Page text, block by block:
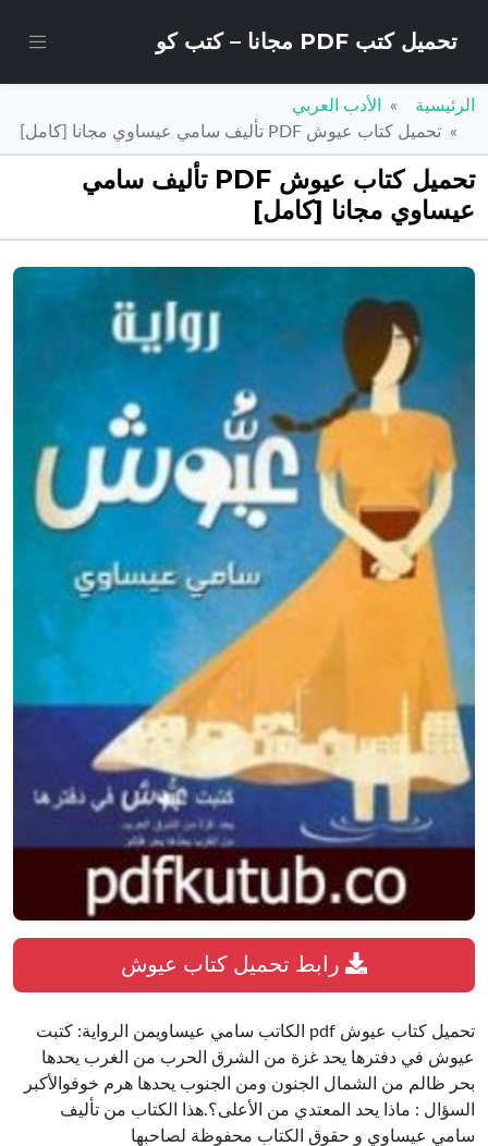
تحميل كتب PDF مجانا – كتب كو
الرئيسية
الأدب العربي
تحميل كتاب عيوش PDF تأليف سامي عيساوي مجانا [كامل]
تحميل كتاب عيوش PDF تأليف سامي
عيساوي مجانا [كامل]
تحميل كتاب عيوش pdf الكاتب سامي عيساويمن الرواية: كتبت
عيوش في دفترها يحد غزة من الشرق الحرب من الغرب يحدها
بحر ظالم من الشمال الجنون ومن الجنوب يحدها هرم خوفوالأكبر
السؤال : ماذا يحد المعتدي من الأعلى؟.هذا الكتاب من تأليف
سامي عيساوي و حقوق الكتاب محفوظة لصاحبها